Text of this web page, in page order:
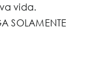
vida.
SOLAMENTE